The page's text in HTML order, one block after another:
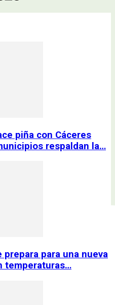
piña con Cáceres
respaldan la…
prepara para una nueva
temperaturas…